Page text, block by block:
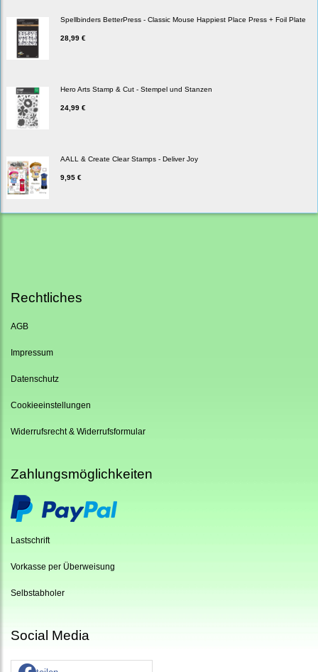
Spellbinders BetterPress - Classic Mouse Happiest Place Press + Foil Plate
28,99 €
Hero Arts Stamp & Cut - Stempel und Stanzen
24,99 €
AALL & Create Clear Stamps - Deliver Joy
9,95 €
Rechtliches
AGB
Impressum
Datenschutz
Cookieeinstellungen
Widerrufsrecht & Widerrufsformular
Zahlungsmöglichkeiten
Lastschrift
Vorkasse per Überweisung
Selbstabholer
Social Media